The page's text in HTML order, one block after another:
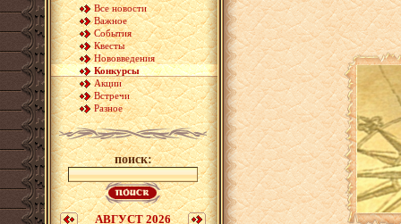
Все новости
Важное
События
Квесты
Нововведения
Конкурсы
Акции
Встречи
Разное
поиск:
АВГУСТ 2026